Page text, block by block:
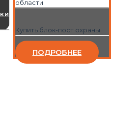
Купить блок-пост охраны
ПОДРОБНЕЕ